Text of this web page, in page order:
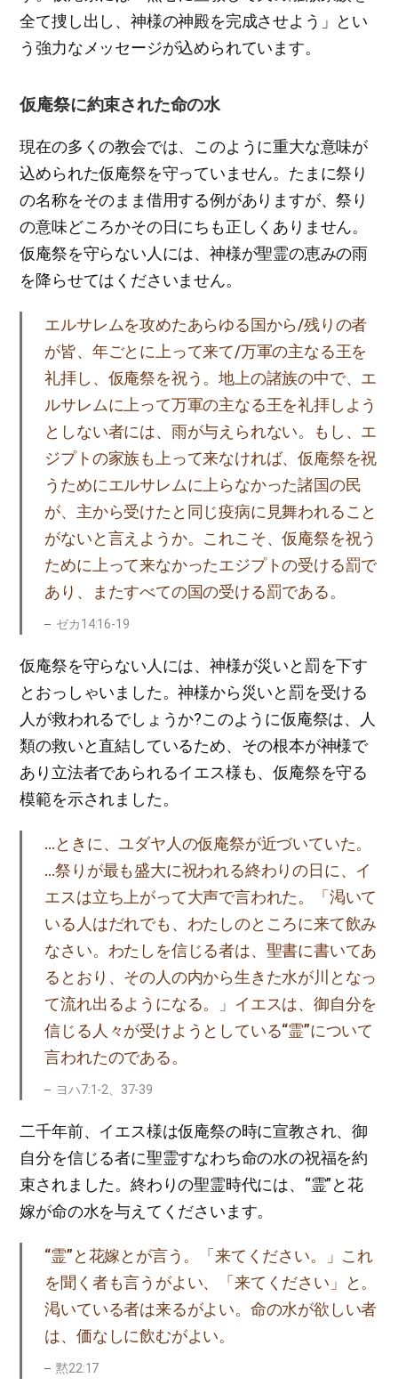
全て捜し出し、神様の神殿を完成させよう」とい
う強力なメッセージが込められています。
仮庵祭に約束された命の水
現在の多くの教会では、このように重大な意味が
込められた仮庵祭を守っていません。たまに祭り
の名称をそのまま借用する例がありますが、祭り
の意味どころかその日にちも正しくありません。
仮庵祭を守らない人には、神様が聖霊の恵みの雨
を降らせてはくださいません。
エルサレムを攻めたあらゆる国から/残りの者
が皆、年ごとに上って来て/万軍の主なる王を
礼拝し、仮庵祭を祝う。地上の諸族の中で、エ
ルサレムに上って万軍の主なる王を礼拝しよう
としない者には、雨が与えられない。もし、エ
ジプトの家族も上って来なければ、仮庵祭を祝
うためにエルサレムに上らなかった諸国の民
が、主から受けたと同じ疫病に見舞われること
がないと言えようか。これこそ、仮庵祭を祝う
ために上って来なかったエジプトの受ける罰で
あり、またすべての国の受ける罰である。
ゼカ14:16-19
仮庵祭を守らない人には、神様が災いと罰を下す
とおっしゃいました。神様から災いと罰を受ける
人が救われるでしょうか?このように仮庵祭は、人
類の救いと直結しているため、その根本が神様で
あり立法者であられるイエス様も、仮庵祭を守る
模範を示されました。
…ときに、ユダヤ人の仮庵祭が近づいていた。
…祭りが最も盛大に祝われる終わりの日に、イ
エスは立ち上がって大声で言われた。「渇いて
いる人はだれでも、わたしのところに来て飲み
なさい。わたしを信じる者は、聖書に書いてあ
るとおり、その人の内から生きた水が川となっ
て流れ出るようになる。」イエスは、御自分を
信じる人々が受けようとしている“霊”について
言われたのである。
ヨハ7:1-2、37-39
二千年前、イエス様は仮庵祭の時に宣教され、御
自分を信じる者に聖霊すなわち命の水の祝福を約
束されました。終わりの聖霊時代には、“霊”と花
嫁が命の水を与えてくださいます。
“霊”と花嫁とが言う。「来てください。」これ
を聞く者も言うがよい、「来てください」と。
渇いている者は来るがよい。命の水が欲しい者
は、価なしに飲むがよい。
黙22:17